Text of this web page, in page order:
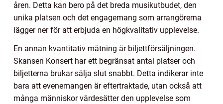
åren. Detta kan bero på det breda musikutbudet, den
unika platsen och det engagemang som arrangörerna
lägger ner för att erbjuda en högkvalitativ upplevelse.
En annan kvantitativ mätning är biljettförsäljningen.
Skansen Konsert har ett begränsat antal platser och
biljetterna brukar sälja slut snabbt. Detta indikerar inte
bara att evenemangen är eftertraktade, utan också att
många människor värdesätter den upplevelse som